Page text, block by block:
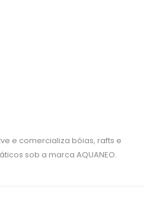
e comercializa bóias, rafts e
sob a marca AQUANEO.